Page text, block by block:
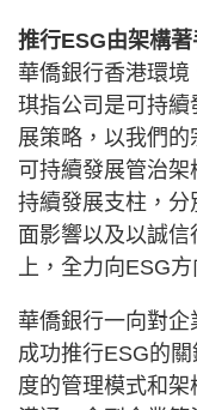
推行ESG由架構著
華僑銀行香港環
琪指公司是可持
展策略，以我們
可持續發展管治架
持續發展支柱，
面影響以及以誠
上，全力向ESG方
華僑銀行一向對企
成功推行ESG的
度的管理模式和